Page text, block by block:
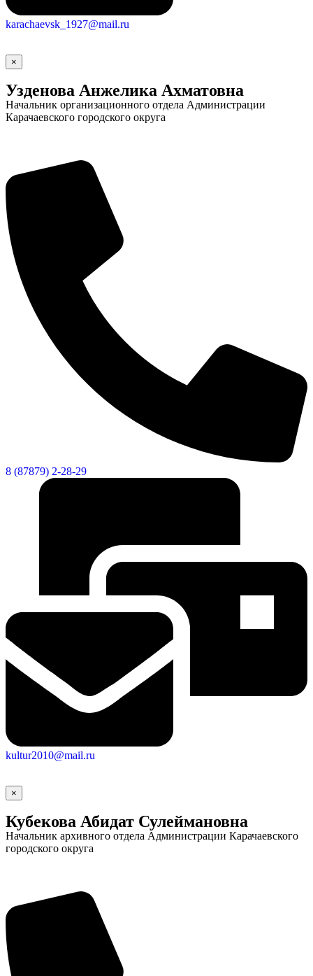
Виртуальная
Культурный
karachaevsk_1927@mail.ru
×
Узденова Анжелика Ахматовна
Начальник организационного отдела Администрации
Карачаевского городского округа
8 (87879) 2-28-29
kultur2010@mail.ru
×
Кубекова Абидат Сулеймановна
Начальник архивного отдела Администрации Карачаевского
городского округа